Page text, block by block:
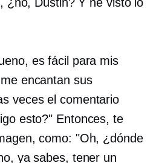
es fácil para mis
encantan sus
veces el comentario
esto?" Entonces, te
como: "Oh, ¿dónde
ya sabes, tener un